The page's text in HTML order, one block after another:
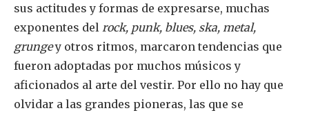
sus actitudes y formas de expresarse, muchas
exponentes del rock, punk, blues, ska, metal,
grungey otros ritmos, marcaron tendencias que
fueron adoptadas por muchos músicos y
aficionados al arte del vestir. Por ello no hay que
olvidar a las grandes pioneras, las que se